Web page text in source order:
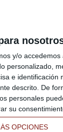
y/o
personalizado,
e
descrito. De
personales
su
OPCIONES